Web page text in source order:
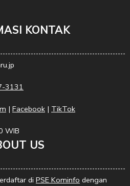
KONTAK
3131
| Facebook | TikTok
WIB
US
di PSE Kominfo dengan